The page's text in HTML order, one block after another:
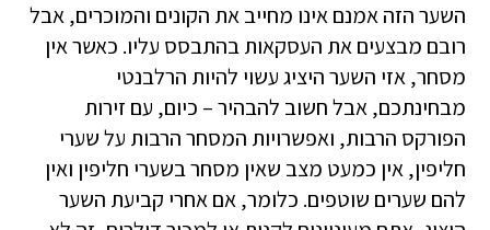
השער הזה אמנם אינו מחייב את הקונים והמוכרים, אבל
רובם מבצעים את העסקאות בהתבסס עליו. כאשר אין
מסחר, אזי השער היציג עשוי להיות הרלבנטי
מבחינתכם, אבל חשוב להבהיר – כיום, עם זירות
הפורקס הרבות, ואפשרויות המסחר הרבות על שערי
חליפין, אין כמעט מצב שאין מסחר בשערי חליפין ואין
להם שערים שוטפים. כלומר, אם אחרי קביעת השער